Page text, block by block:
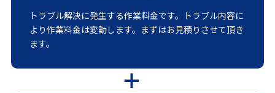
トラブル解決に発生する作業料金です。トラブル内容に
より作業料金は変動します。まずはお見積りさせて頂き
ます。